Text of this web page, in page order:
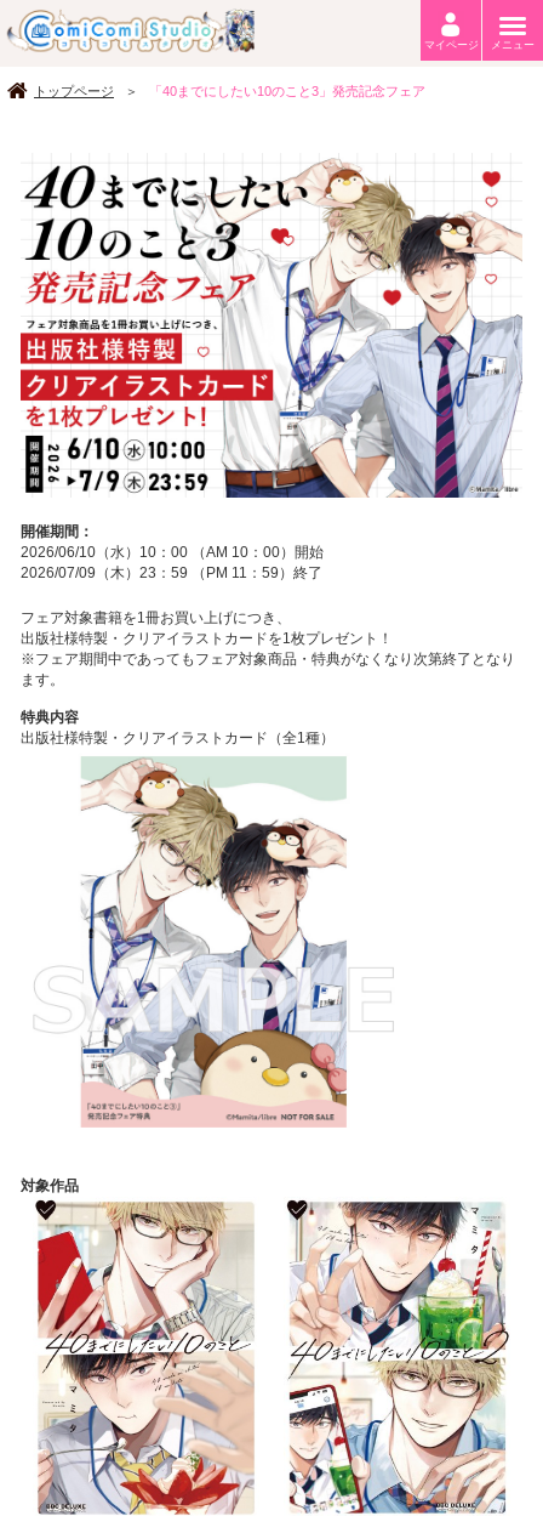
トップページ 「40までにしたい10のこと3」発売記念フェア
開催期間：
2026/06/10（水）10：00 （AM 10：00）開始
2026/07/09（木）23：59 （PM 11：59）終了
フェア対象書籍を1冊お買い上げにつき、
出版社様特製・クリアイラストカードを1枚プレゼント！
※フェア期間中であってもフェア対象商品・特典がなくなり次第終了となり
ます。
特典内容
出版社様特製・クリアイラストカード（全1種）
対象作品
マイページ メニュー